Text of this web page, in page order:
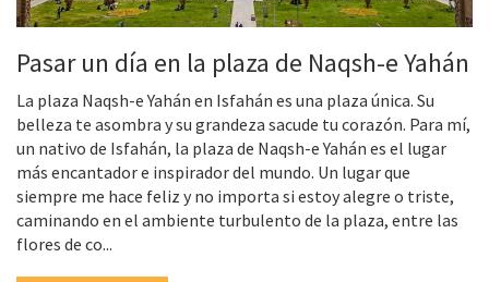
Pasar un día en la plaza de Naqsh-e Yahán
La plaza Naqsh-e Yahán en Isfahán es una plaza única. Su
belleza te asombra y su grandeza sacude tu corazón. Para mí,
un nativo de Isfahán, la plaza de Naqsh-e Yahán es el lugar
más encantador e inspirador del mundo. Un lugar que
siempre me hace feliz y no importa si estoy alegre o triste,
caminando en el ambiente turbulento de la plaza, entre las
flores de co...